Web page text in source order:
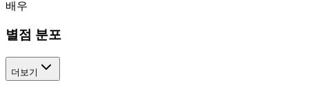
배우
별점 분포
더보기